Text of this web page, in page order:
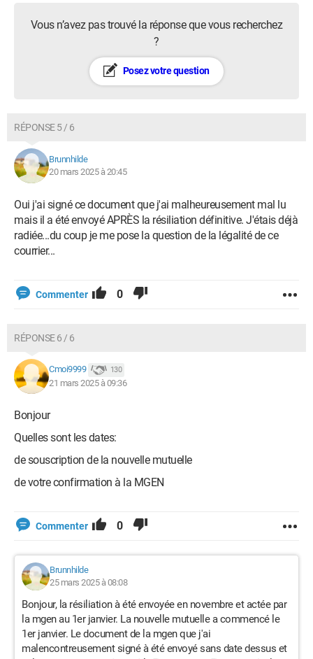
Vous n’avez pas trouvé la réponse que vous recherchez
?
Posez votre question
RÉPONSE 5 / 6
Brunnhilde
20 mars 2025 à 20:45
Oui j'ai signé ce document que j'ai malheureusement mal lu
mais il a été envoyé APRÈS la résiliation définitive. J'étais déjà
radiée...du coup je me pose la question de la légalité de ce
courrier...
Commenter 0
RÉPONSE 6 / 6
Cmoi9999 130
21 mars 2025 à 09:36
Bonjour
Quelles sont les dates:
de souscription de la nouvelle mutuelle
de votre confirmation à la MGEN
Commenter 0
Brunnhilde
25 mars 2025 à 08:08
Bonjour, la résiliation à été envoyée en novembre et actée par
la mgen au 1er janvier. La nouvelle mutuelle a commencé le
1er janvier. Le document de la mgen que j'ai
malencontreusement signé à été envoyé sans date dessus et